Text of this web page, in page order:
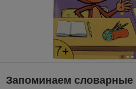
Запоминаем словарные